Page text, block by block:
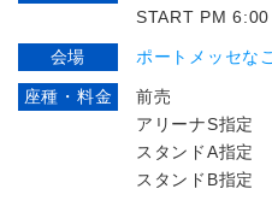
START PM 6:00
会場 ポートメッセな
座種・料金
前売
アリーナS指定
スタンドA指定
スタンドB指定